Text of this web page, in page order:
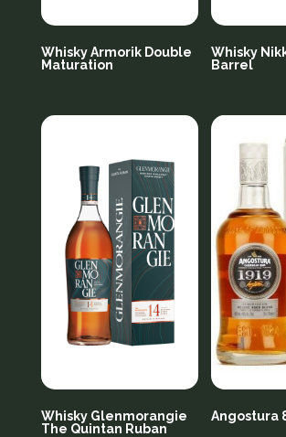
Whisky Armorik Double
Maturation
Whisky
Barrel
Whisky Glenmorangie
The Quintan Ruban
Angostura